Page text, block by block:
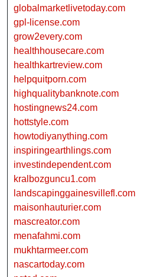
globalmarketlivetoday.com
gpl-license.com
grow2every.com
healthhousecare.com
healthkartreview.com
helpquitporn.com
highqualitybanknote.com
hostingnews24.com
hottstyle.com
howtodiyanything.com
inspiringearthlings.com
investindependent.com
kralbozguncu1.com
landscapinggainesvillefl.com
maisonhauturier.com
mascreator.com
menafahmi.com
mukhtarmeer.com
nascartoday.com